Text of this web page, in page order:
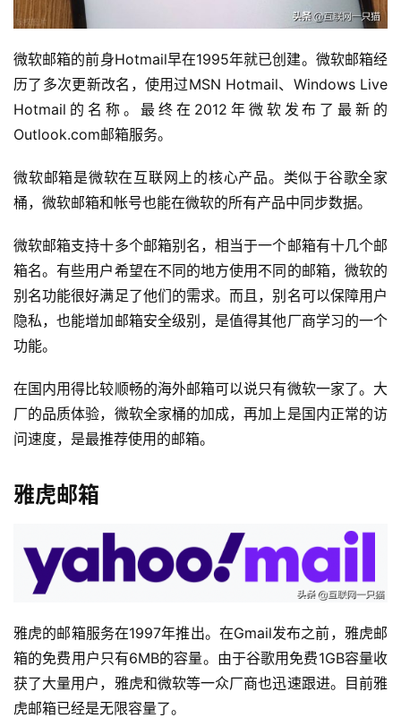
投
稿
微软邮箱的前身Hotmail早在1995年就已创建。微软邮箱经
历了多次更新改名，使用过MSN Hotmail、Windows Live
Hotmail的名称。最终在2012年微软发布了最新的
Outlook.com邮箱服务。
微软邮箱是微软在互联网上的核心产品。类似于谷歌全家
桶，微软邮箱和帐号也能在微软的所有产品中同步数据。
微软邮箱支持十多个邮箱别名，相当于一个邮箱有十几个邮
箱名。有些用户希望在不同的地方使用不同的邮箱，微软的
别名功能很好满足了他们的需求。而且，别名可以保障用户
隐私，也能增加邮箱安全级别，是值得其他厂商学习的一个
功能。
在国内用得比较顺畅的海外邮箱可以说只有微软一家了。大
厂的品质体验，微软全家桶的加成，再加上是国内正常的访
问速度，是最推荐使用的邮箱。
雅虎邮箱
雅虎的邮箱服务在1997年推出。在Gmail发布之前，雅虎邮
箱的免费用户只有6MB的容量。由于谷歌用免费1GB容量收
获了大量用户，雅虎和微软等一众厂商也迅速跟进。目前雅
虎邮箱已经是无限容量了。